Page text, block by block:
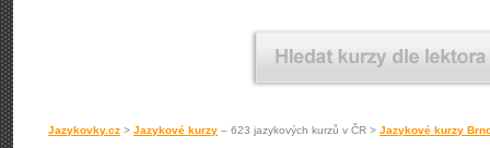
Jazykovky.cz > Jazykové kurzy – 623 jazykových kurzů v ČR > Jazykové kurzy